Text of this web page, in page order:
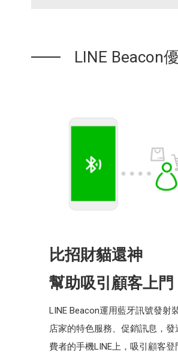
LINE Beacon
比招財貓還神
幫助吸引顧客上門
LINE Beacon運用藍牙訊號發射
店家的特色服務、促銷訊息，發
費者的手機LINE上，吸引顧客登